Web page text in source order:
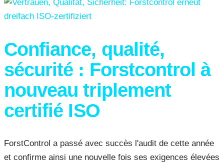
Confiance, qualité,
sécurité : Forstcontrol à
nouveau triplement
certifié ISO
ForstControl a passé avec succès l'audit de cette année
et confirme ainsi une nouvelle fois ses exigences élevées